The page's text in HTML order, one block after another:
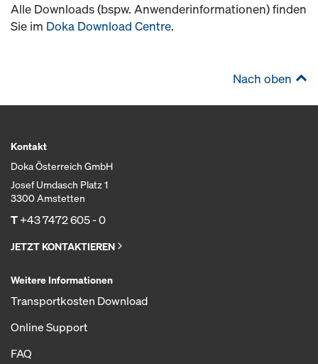
Alle Downloads (bspw. Anwenderinformationen) finden
Sie im Doka Download Centre.
Nach oben
Kontakt
Doka Österreich GmbH
Josef Umdasch Platz 1
3300 Amstetten
T+43 7472 605 - 0
JETZT KONTAKTIEREN
Weitere Informationen
Transportkosten Download
Online Support
FAQ